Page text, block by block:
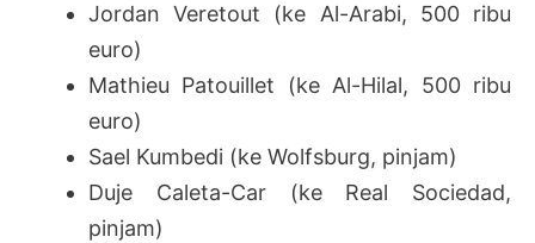
Jordan Veretout (ke Al-Arabi, 500 ribu
euro)
Mathieu Patouillet (ke Al-Hilal, 500 ribu
euro)
Sael Kumbedi (ke Wolfsburg, pinjam)
Duje Caleta-Car (ke Real Sociedad,
pinjam)